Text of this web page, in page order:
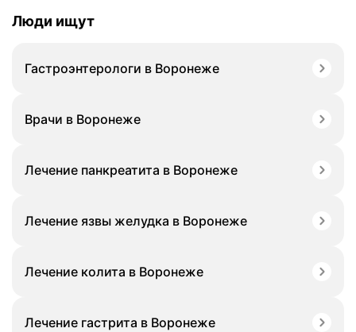
Люди ищут
Гастроэнтерологи в Воронеже
Врачи в Воронеже
Лечение панкреатита в Воронеже
Лечение язвы желудка в Воронеже
Лечение колита в Воронеже
Лечение гастрита в Воронеже